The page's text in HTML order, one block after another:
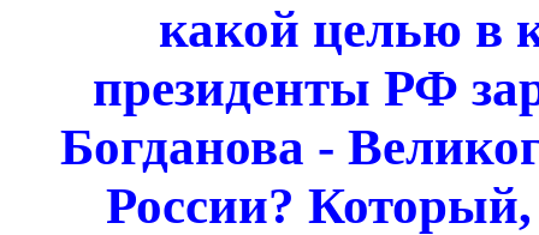
какой целью в
президенты РФ
Богданова -
России? Который,